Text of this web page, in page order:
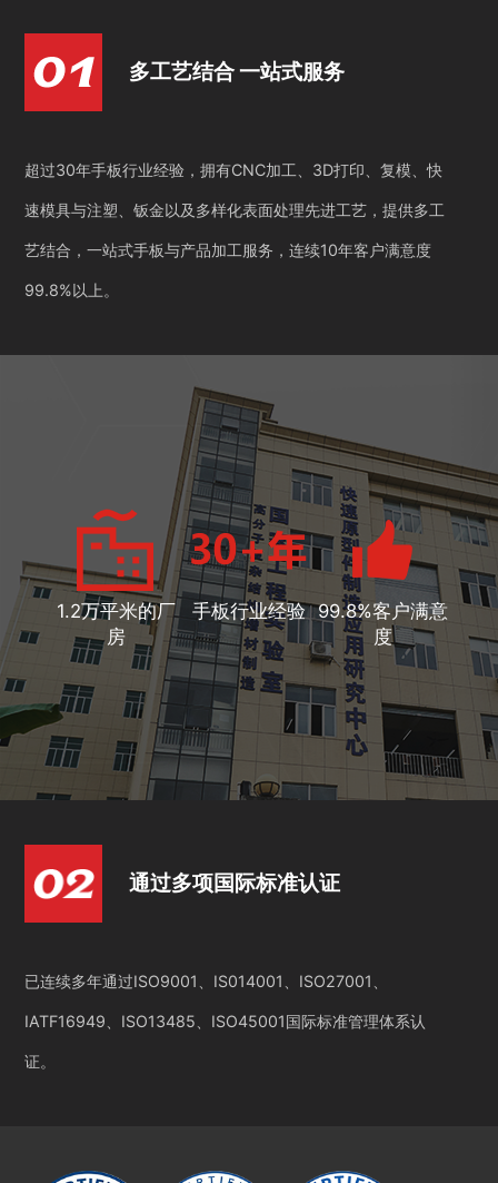
多工艺结合 一站式服务
超过30年手板行业经验，拥有CNC加工、3D打印、复模、快
速模具与注塑、钣金以及多样化表面处理先进工艺，提供多工
艺结合，一站式手板与产品加工服务，连续10年客户满意度
99.8%以上。
1.2万平米的厂
房
手板行业经验 99.8%客户满意
度
通过多项国际标准认证
已连续多年通过ISO9001、IS014001、ISO27001、
IATF16949、ISO13485、ISO45001国际标准管理体系认
证。